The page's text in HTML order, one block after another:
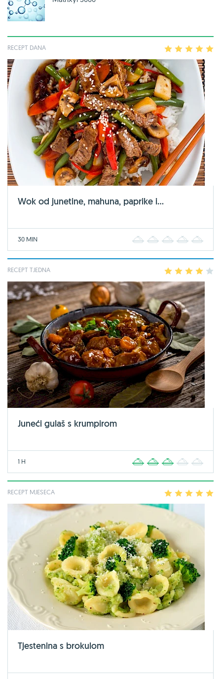
RECEPT DANA 2 3 4
Wok od junetine, mahuna, paprike i...
30 MIN 2 3 4
RECEPT TJEDNA 2 3 4
Juneći gulaš s krumpirom
1 H 2 3 4
RECEPT MJESECA 2 3 4
Tjestenina s brokulom